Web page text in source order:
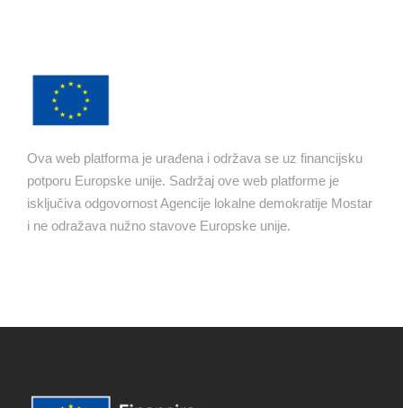
Ova web platforma je urađena i održava se uz financijsku
potporu Europske unije. Sadržaj ove web platforme je
isključiva odgovornost Agencije lokalne demokratije Mostar
i ne odražava nužno stavove Europske unije.